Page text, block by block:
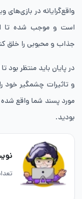
واقع‌گرایانه‌ در
است و موجب شده تا
جذاب و محبوبی را خلق
در پایان باید منتظر بود
و تاثیرات چشمگیر خود
مورد پسند شما واقع شده
بودید.